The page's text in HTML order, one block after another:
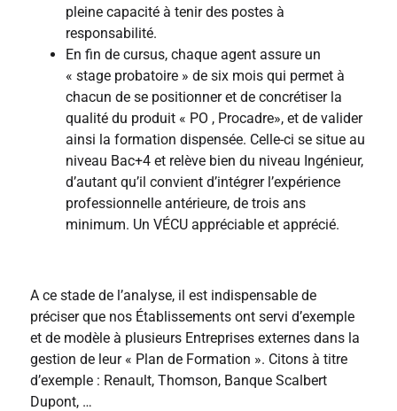
pleine capacité à tenir des postes à
responsabilité.
En fin de cursus, chaque agent assure un
« stage probatoire » de six mois qui permet à
chacun de se positionner et de concrétiser la
qualité du produit « PO , Procadre», et de valider
ainsi la formation dispensée. Celle-ci se situe au
niveau Bac+4 et relève bien du niveau Ingénieur,
d’autant qu’il convient d’intégrer l’expérience
professionnelle antérieure, de trois ans
minimum. Un VÉCU appréciable et apprécié.
A ce stade de l’analyse, il est indispensable de
préciser que nos Établissements ont servi d’exemple
et de modèle à plusieurs Entreprises externes dans la
gestion de leur « Plan de Formation ». Citons à titre
d’exemple : Renault, Thomson, Banque Scalbert
Dupont, …